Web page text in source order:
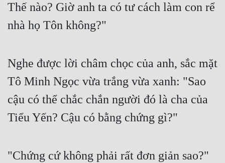
Thế nào? Giờ anh ta có tư cách làm con rể
nhà họ Tôn không?"
Nghe được lời châm chọc của anh, sắc mặt
Tô Minh Ngọc vừa trắng vừa xanh: "Sao
cậu có thể chắc chắn người đó là cha của
Tiểu Yến? Cậu có bằng chứng gì?"
"Chứng cứ không phải rất đơn giản sao?"